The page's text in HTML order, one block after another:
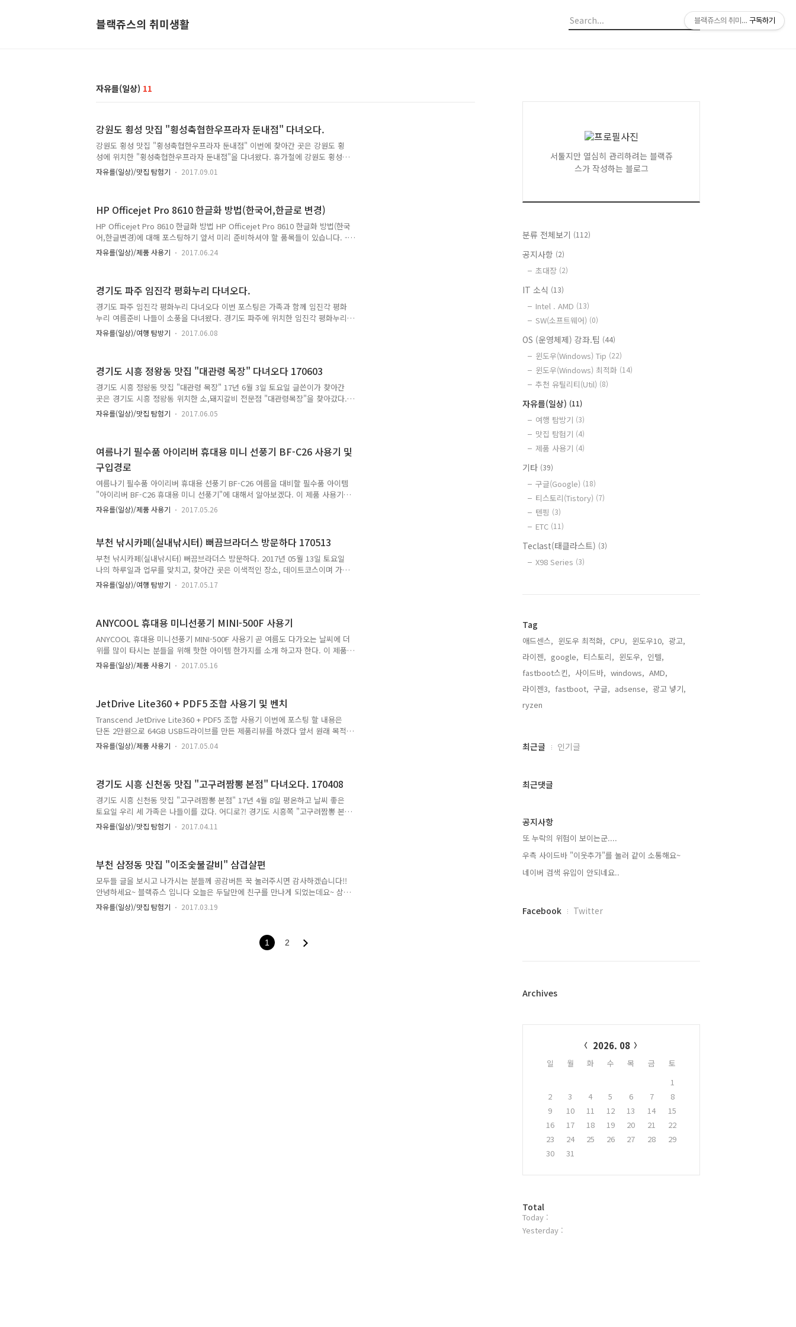
블랙쥬스의 취미생활
자유를(일상) 11
강원도 횡성 맛집 "횡성축협한우프라자 둔내점" 다녀오다.
강원도 횡성 맛집 "횡성축협한우프라자 둔내점" 이번에 찾아간 곳은 강원도 횡
성에 위치한 "횡성축협한우프라자 둔내점"을 다녀왔다. 휴가철에 강원도 횡성에
위치한 펜션으로 이동 중.. 배고픔과 출출함을 달래기 위하여 둔내IC에서 내려와
"한우갈비탕" 뚝배기 한 그릇을 해치웠다. 둔내IC에서 약 10분거리에 위치한 이
이동할경우에....) "횡성축협한우프라자"둔내점 매장 내부 전경이다. 입구를 들어
오게 되면 좌측에는 좌식으로 앉아서 식사를 할 수 있는 곳이 있고, 우측으로는
좌식이 불편한 사람들을 위하여 테이블로 되어있는 셋팅 구조 이다. 우리 가족은
아기도..
자유를(일상)/맛집 탐험기 2017.09.01
HP Officejet Pro 8610 한글화 방법(한국어,한글로 변경)
HP Officejet Pro 8610 한글화 방법 HP Officejet Pro 8610 한글화 방법(한국
어,한글변경)에 대해 포스팅하기 앞서 미리 준비하셔야 할 품목들이 있습니다. -
준비물 - HP Officejet Pro 8610 프린트, UTP랜 케이블 (RJ-45), 유선 공유기,
프린트와 공유기가 같이 물려있는 컴퓨터(Computer) 일반적으로 HP Officejet
HP Officejet Pro 8610 프린트에 경우 우리나라 HP코리아에서 정식수입하지
않은 병행수입으로 들어온 제품이여서 디스플레이(LCD)가 초기에는 판매자..
자유를(일상)/제품 사용기 2017.06.24
경기도 파주 임진각 평화누리 다녀오다.
경기도 파주 임진각 평화누리 다녀오다 이번 포스팅은 가족과 함께 임진각 평화
누리 여름준비 나들이 소풍을 다녀왔다. 경기도 파주에 위치한 임진각 평화누리
는 여름이 다가오는 시점에도 북쪽에 위치한 탓인지..? 바람이 쌩쌩 불고 있어,
여름 더위를 피할 수 있었다. 우리 가족뿐만 아니라 여러 커플, 가족나들이 친구
에는 자동차를 끌고가면 넓은 주차장이 있어 주차하기에는 번거로움이 없다. 우
리는 먼저 임진각에 위치한 전망대로 가기 위하여 돌계단을 밟아 게단을 올라갔
다. 도심에 살고 있는 시민분들은 휴가여행지로 떠나는 기분이 든다. 전망대를
올라가려하는데, 우리를 ..
자유를(일상)/여행 탐방기 2017.06.08
경기도 시흥 정왕동 맛집 "대관령 목장" 다녀오다 170603
경기도 시흥 정왕동 맛집 "대관령 목장" 17년 6월 3일 토요일 글쓴이가 찾아간
곳은 경기도 시흥 정왕동 위치한 소,돼지갈비 전문점 "대관령목장"을 찾아갔다.
찾아간 시간은 14:00(오후 2시)쯤 찾아갔다. 인천에서 출발하여 우연하게 경기도
시흥을 드라이브하던 도중 왕갈비탕을 먹고자 배고픔과 출출함에 허기를 채우기
족 단위에 식사도 충분할 것으로 보인다. 대관령 목장에서 식사 하시는 분들께서
는 특히나 자차를 가지고 이동하시는 분들께서는 주차 걱정이 없어보이는 큰 주
차장을 가지고 있다. "대관령목장"매장 입구로 들어오게 되면 가장 눈에 뛰는 문
구가 ..
자유를(일상)/맛집 탐험기 2017.06.05
여름나기 필수품 아이리버 휴대용 미니 선풍기 BF-C26 사용기 및
구입경로
여름나기 필수품 아이리버 휴대용 선풍기 BF-C26 여름을 대비할 필수품 아이템
"아이리버 BF-C26 휴대용 미니 선풍기"에 대해서 알아보겠다. 이 제품 사용기뿐
만 아니라 Anycool MINI-500F 휴대용 선풍기도 사용기를 작성하였다. 하지만
사람의 욕심이랄까? 아니면 내 자신의 충동구매인걸까? 더 좋고 더 쓰기 편하고
버에서 출시 한 휴대용 선풍기(BF-C26)이다. 포스팅을 시작하기 앞서 이번 휴대
용 선풍기는 용산 아이파크몰 디지털전문점 4층의 위치한 작지만 있을건 다 있
는 매장에서 구입을 하였다. 구매가격이 2만원 내외이다. 많이 비싼편이라고 생
각 안한다. 왜? 그 이유를 지금부터 밝혀보겠다. 제조사 : 아이리버(i..
자유를(일상)/제품 사용기 2017.05.26
부천 낚시카페(실내낚시터) 뻐끔브라더스 방문하다 170513
부천 낚시카페(실내낚시터) 뻐끔브라더스 방문하다. 2017년 05월 13일 토요일
나의 하루일과 업무를 맞치고, 찾아간 곳은 이색적인 장소, 데이트코스이며 가족
들과 즐길수 있는 부천시 원미동에 위치한 실내낚시카페 뻐끔브라더스를 방문
하였다. 나는 지인과 함께 뻐끔브라더스 실내낚시카페 방문을 하였다. 밤늦은 시
간.. 위 사진에 보이는 뻐끔브라더스 간판.. 시간이 시간인지.. 아니면 뻐끔브라
더스 사장님께서 깜빡하셨는지.. 영업종료를 하신건지.. 아쉬움을 달래는 그 순
간 좌측에 보이는 노란 간판에 뻐끔브라더스 영업을 하고 있었던 것이다. 실내낚
시터로 들어가..
자유를(일상)/여행 탐방기 2017.05.17
ANYCOOL 휴대용 미니선풍기 MINI-500F 사용기
ANYCOOL 휴대용 미니선풍기 MINI-500F 사용기 곧 여름도 다가오는 날씨에 더
위를 많이 타시는 분들을 위해 핫한 아이템 한가지를 소개 하고자 한다. 이 제품
은 바로 ANYCOOL 휴대용 미니선풍기 MINI-500F 제품이다. 작년에 무더위로
고생하셨던 분들.. 물론 에어컨이 있는 집,자동차 또는 건물에서 더위를 극복하
품은 구입한 경로는 E사에 전자마트이다. 가격대는 만원을 초과하지 않은 훌륭
한 아이템이다. 제품의 구성품으로는 미니선풍기 본체, 간단한 설명서, 스트랩,
Micro5pin 번들충전기 3가지로 구성되어 있다. 스트랩은 목에 메고 다닐..
자유를(일상)/제품 사용기 2017.05.16
JetDrive Lite360 + PDF5 조합 사용기 및 벤치
Transcend JetDrive Lite360 + PDF5 조합 사용기 이번에 포스팅 할 내용은
단돈 2만원으로 64GB USB드라이브를 만든 제품리뷰를 하겠다 앞서 원래 목적
은 Transcend PDF5 + JetDrive Lite330 모델로 조합하여 만드려고 하였으나,
330 모델이 시중에서 구매하기도 힘들뿐더러, 가격도 상당하여 JetDrive330모
일단 본 글쓴이가 2가지 모델을 구입한 경로를 공개하겠다! Transcend PDF5
USB3.0 리더기 ( Read(읽기속도) Max 90MB/s Write(쓰기속도) Max..
자유를(일상)/제품 사용기 2017.05.04
경기도 시흥 신천동 맛집 "고구려짬뽕 본점" 다녀오다. 170408
경기도 시흥 신천동 맛집 "고구려짬뽕 본점" 17년 4월 8일 평온하고 날씨 좋은
토요일 우리 세 가족은 나들이를 갔다. 어디로?! 경기도 시흥쪽 "고구려짬뽕 본
점" 집에서 출발시간 아침 10시 이른시간에 나와서 아침겸 점심 (이하 "아점") ...
을 먹기위해 고구려짬뽕을 찾아간 것 이다. 본 글쓴이는 이곳에 1년여만에 다시
냐.. 주차를 기다리며, 줄을 서서 방문하여 식사를 먹어야 하는 곳이기 때문이다.
이른 시간에는 이렇게 한적하다 그래도 아침일찍 찾아오는 사람들도 꽤 있는 편
이다. (제 와이프와 나의 2세가 바라보는...) 아니!? 무엇이 ..
자유를(일상)/맛집 탐험기 2017.04.11
부천 삼정동 맛집 "이조숯불갈비" 삼겹살편
모두들 글을 보시고 나가시는 분들께 공감버튼 꾹 눌러주시면 감사하겠습니다!!
안녕하세요~ 블랙쥬스 입니다 오늘은 두달만에 친구를 만나게 되었는데요~ 삼겹
살을 먹은 포스팅을 하려고합니다 부천지역에서 나름 친구끼리 가격도 저렴하고
맛도 좋아서 극찬하는 장소입니다 제가 찾아간 곳은 경기도 부천 삼정동에 위치
아 갑니다 어디를 !?? 바로 그곳!! 이조숯불갈비!!! 길을 걷고 걷다보니 건너편으
로 보이는 이조숯불갈비 간판 오랜만이구나..ㅜㅜ 먹고싶었다.. 이조숯불갈비 삼
자유를(일상)/맛집 탐험기 2017.03.19
1 2
서툴지만 열심히 관리하려는 블랙쥬
스가 작성하는 블로그
분류 전체보기 (112)
공지사항 (2)
초대장 (2)
IT 소식 (13)
Intel . AMD (13)
SW(소프트웨어) (0)
OS (운영체제) 강좌.팁 (44)
윈도우(Windows) Tip (22)
윈도우(Windows) 최적화 (14)
추천 유틸리티(Util) (8)
자유를(일상) (11)
여행 탐방기 (3)
맛집 탐험기 (4)
제품 사용기 (4)
기타 (39)
구글(Google) (18)
티스토리(Tistory) (7)
텐핑 (3)
ETC (11)
Teclast(태클라스트) (3)
X98 Series (3)
Tag
애드센스, 윈도우 최적화, CPU, 윈도우10, 광고,
라이젠, google, 티스토리, 윈도우, 인텔,
fastboot스킨, 사이드바, windows, AMD,
라이젠3, fastboot, 구글, adsense, 광고 넣기,
ryzen,
최
과
글
최근글 인기글
최근댓글
공지사항
또 누락의 위험이 보이는군....
우측 사이드바 "이웃추가"를 눌러 같이 소통해요~
네이버 검색 유입이 안되네요..
페
플
Facebook Twitter
Archives
2026. 08
일 월 화 수 목 금
토
1
2
3 4 5 6 7
8
9
10 11 12 13 14
15
16
17 18 19 20 21
22
23
24 25 26 27 28
29
30
31
방
문
자
Total
Today :
Yesterday :
블랙쥬스의 취미생활구독하기